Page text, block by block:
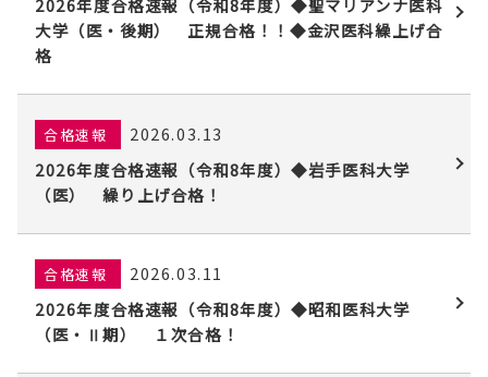
2026年度合格速報（令和8年度）◆聖マリアンナ医科
大学（医・後期） 正規合格！！◆金沢医科繰上げ合
格
合格速報
2026.03.13
2026年度合格速報（令和8年度）◆岩手医科大学
（医） 繰り上げ合格！
合格速報
2026.03.11
2026年度合格速報（令和8年度）◆昭和医科大学
（医・Ⅱ期） １次合格！